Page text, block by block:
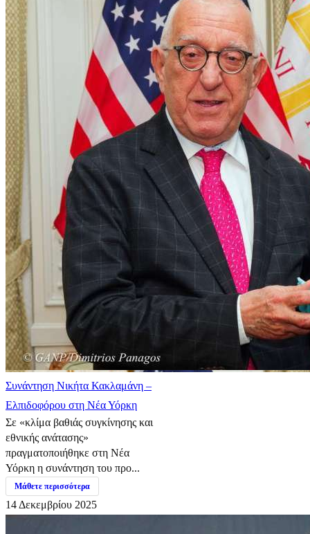
Συνάντηση Νικήτα Κακλαμάνη –
Ελπιδοφόρου στη Νέα Υόρκη
Σε «κλίμα βαθιάς συγκίνησης και
εθνικής ανάτασης»
πραγματοποιήθηκε στη Νέα
Υόρκη η συνάντηση του προ...
Μάθετε περισσότερα
14 Δεκεμβρίου 2025